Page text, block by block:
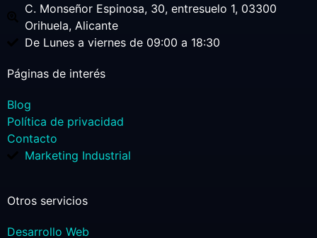
Otros servicios
Desarrollo Web
Páginas de interés
Blog
Política de privacidad
Contacto
Marketing Industrial
C. Monseñor Espinosa, 30, entresuelo 1, 03300
Orihuela, Alicante
De Lunes a viernes de 09:00 a 18:30